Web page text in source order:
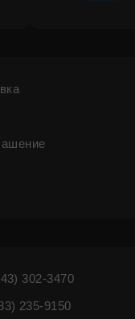
302-3470
235-9150